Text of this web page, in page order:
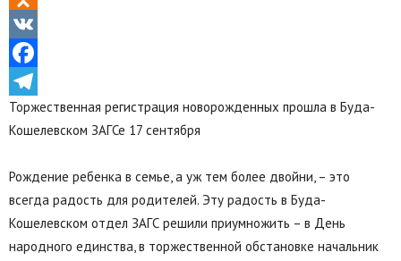
Odnoklassniki
VK
Facebook
Telegram
Торжественная регистрация новорожденных прошла в Буда-
Кошелевском ЗАГСе 17 сентября
Рождение ребенка в семье, а уж тем более двойни, – это
всегда радость для родителей. Эту радость в Буда-
Кошелевском отдел ЗАГС решили приумножить – в День
народного единства, в торжественной обстановке начальник